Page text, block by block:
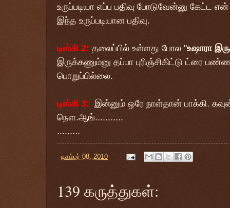
உருப்படியா எப்ப பதிவு போடுவேன்னு
இந்த உருப்படியான பதிவு.
டிஸ்கி 2: தலைப்பில் உள்ளது போல "உஷாரா
இருக்கணும்னு தப்பா புரிஞ்சிகிட்டு ட்ரை
பொறுப்பில்லை.
டிஸ்கி 3: இன்னும் ஒரே நாள்தான் பாக்கி.
நௌ.ஆங்...........
.........
- டிசம்பர் 08, 2010
139 கருத்துகள்: